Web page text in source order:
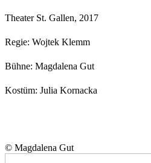
Theater St. Gallen, 2017
Regie: Wojtek Klemm
Bühne: Magdalena Gut
Kostüm: Julia Kornacka
© Magdalena Gut